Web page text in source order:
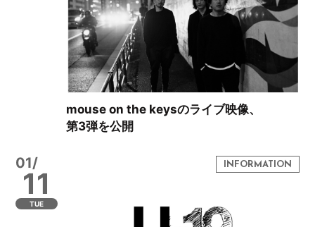
mouse on the keysのライブ映像、
第3弾を公開
01/
11
TUE